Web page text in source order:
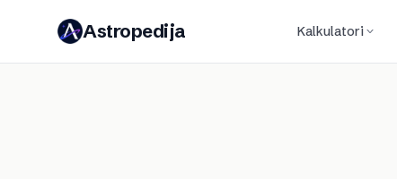
Astropedija Kalkulatori